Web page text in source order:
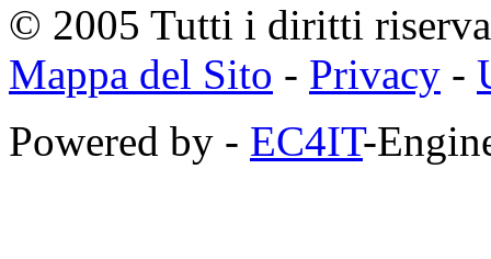
© 2005 Tutti i diritti
Mappa del Sito - Privacy -
Powered by - EC4IT-